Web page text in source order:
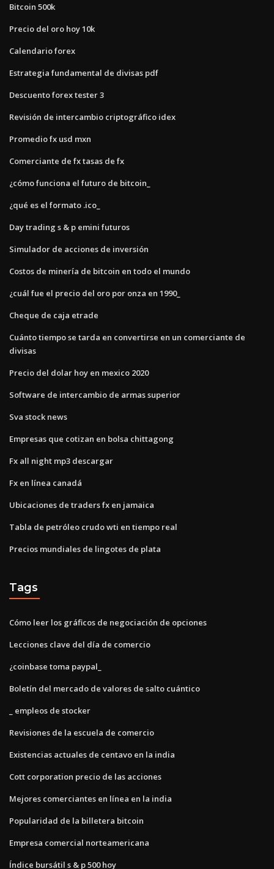
Bitcoin 500k
Precio del oro hoy 10k
Calendario forex
Estrategia fundamental de divisas pdf
Descuento forex tester 3
Revisión de intercambio criptográfico idex
Promedio fx usd mxn
Comerciante de fx tasas de fx
¿cómo funciona el futuro de bitcoin_
¿qué es el formato .ico_
Day trading s & p emini futuros
Simulador de acciones de inversión
Costos de minería de bitcoin en todo el mundo
¿cuál fue el precio del oro por onza en 1990_
Cheque de caja etrade
Cuánto tiempo se tarda en convertirse en un comerciante de
divisas
Precio del dolar hoy en mexico 2020
Software de intercambio de armas superior
Sva stock news
Empresas que cotizan en bolsa chittagong
Fx all night mp3 descargar
Fx en línea canadá
Ubicaciones de traders fx en jamaica
Tabla de petróleo crudo wti en tiempo real
Precios mundiales de lingotes de plata
Tags
Cómo leer los gráficos de negociación de opciones
Lecciones clave del día de comercio
¿coinbase toma paypal_
Boletín del mercado de valores de salto cuántico
_ empleos de stocker
Revisiones de la escuela de comercio
Existencias actuales de centavo en la india
Cott corporation precio de las acciones
Mejores comerciantes en línea en la india
Popularidad de la billetera bitcoin
Empresa comercial norteamericana
Índice bursátil s & p 500 hoy